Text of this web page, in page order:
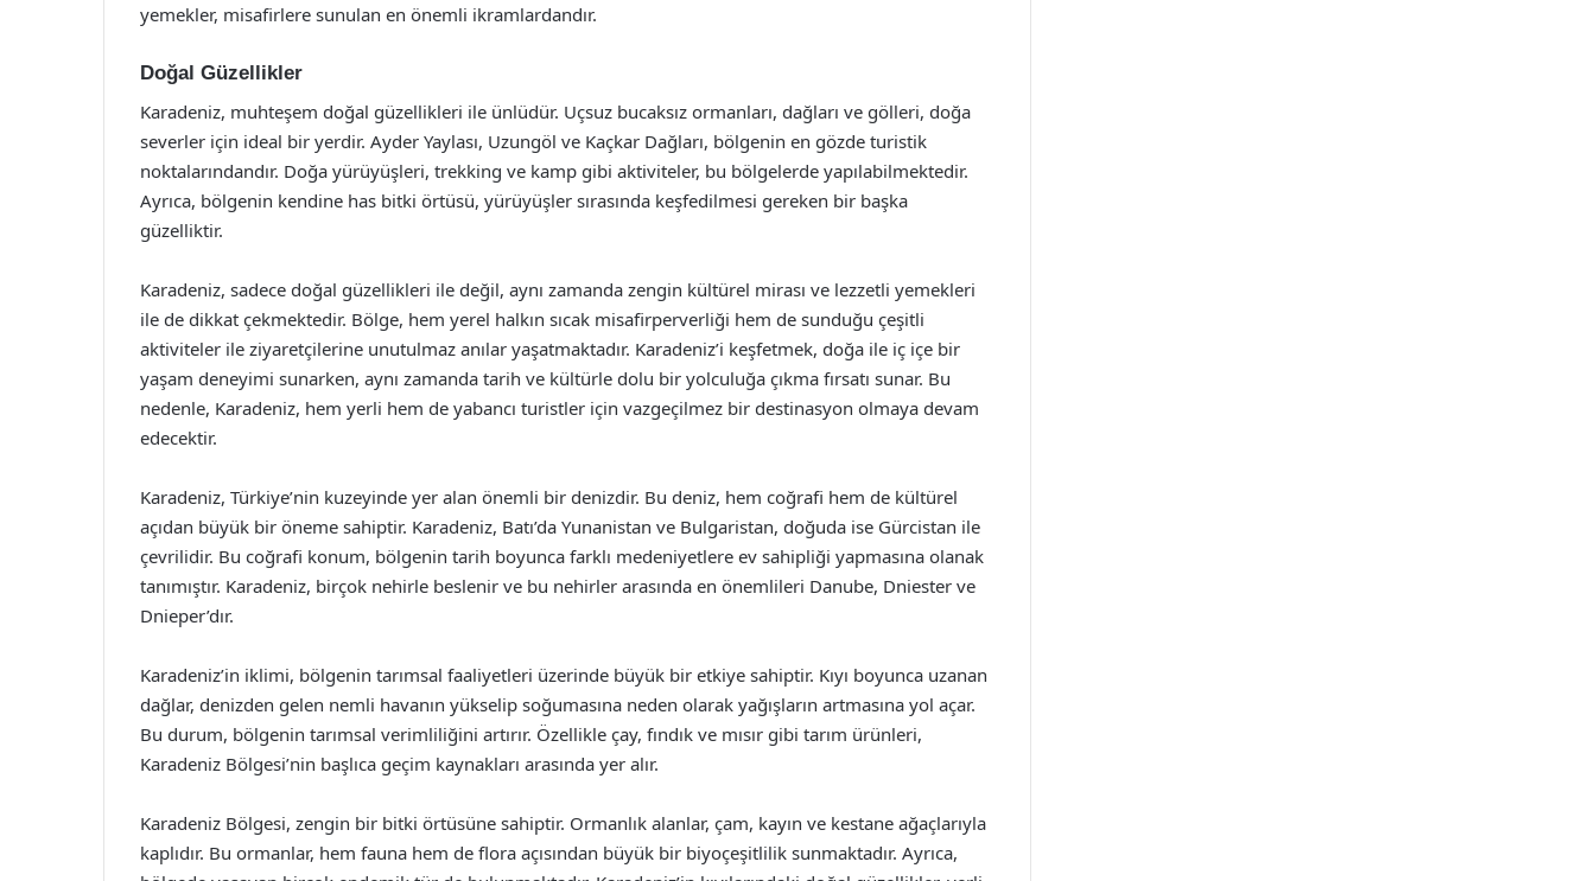
yemekler, misafirlere sunulan en önemli ikramlardandır.
Doğal Güzellikler
Karadeniz, muhteşem doğal güzellikleri ile ünlüdür. Uçsuz bucaksız ormanları, dağları ve gölleri, doğa
severler için ideal bir yerdir. Ayder Yaylası, Uzungöl ve Kaçkar Dağları, bölgenin en gözde turistik
noktalarındandır. Doğa yürüyüşleri, trekking ve kamp gibi aktiviteler, bu bölgelerde yapılabilmektedir.
Ayrıca, bölgenin kendine has bitki örtüsü, yürüyüşler sırasında keşfedilmesi gereken bir başka
güzelliktir.
Karadeniz, sadece doğal güzellikleri ile değil, aynı zamanda zengin kültürel mirası ve lezzetli yemekleri
ile de dikkat çekmektedir. Bölge, hem yerel halkın sıcak misafirperverliği hem de sunduğu çeşitli
aktiviteler ile ziyaretçilerine unutulmaz anılar yaşatmaktadır. Karadeniz’i keşfetmek, doğa ile iç içe bir
yaşam deneyimi sunarken, aynı zamanda tarih ve kültürle dolu bir yolculuğa çıkma fırsatı sunar. Bu
nedenle, Karadeniz, hem yerli hem de yabancı turistler için vazgeçilmez bir destinasyon olmaya devam
edecektir.
Karadeniz, Türkiye’nin kuzeyinde yer alan önemli bir denizdir. Bu deniz, hem coğrafi hem de kültürel
açıdan büyük bir öneme sahiptir. Karadeniz, Batı’da Yunanistan ve Bulgaristan, doğuda ise Gürcistan ile
çevrilidir. Bu coğrafi konum, bölgenin tarih boyunca farklı medeniyetlere ev sahipliği yapmasına olanak
tanımıştır. Karadeniz, birçok nehirle beslenir ve bu nehirler arasında en önemlileri Danube, Dniester ve
Dnieper’dır.
Karadeniz’in iklimi, bölgenin tarımsal faaliyetleri üzerinde büyük bir etkiye sahiptir. Kıyı boyunca uzanan
dağlar, denizden gelen nemli havanın yükselip soğumasına neden olarak yağışların artmasına yol açar.
Bu durum, bölgenin tarımsal verimliliğini artırır. Özellikle çay, fındık ve mısır gibi tarım ürünleri,
Karadeniz Bölgesi’nin başlıca geçim kaynakları arasında yer alır.
Karadeniz Bölgesi, zengin bir bitki örtüsüne sahiptir. Ormanlık alanlar, çam, kayın ve kestane ağaçlarıyla
kaplıdır. Bu ormanlar, hem fauna hem de flora açısından büyük bir biyoçeşitlilik sunmaktadır. Ayrıca,